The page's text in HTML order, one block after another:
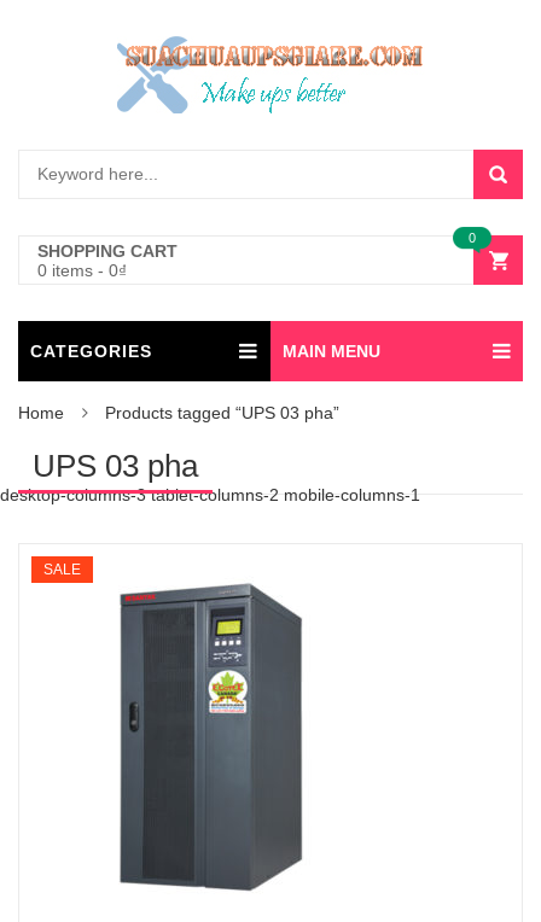
SHOPPING CART
0 items - 0₫
0
CATEGORIES MAIN MENU
Home Products tagged “UPS 03 pha”
UPS 03 pha
desktop-columns-3 tablet-columns-2 mobile-columns-1
SALE